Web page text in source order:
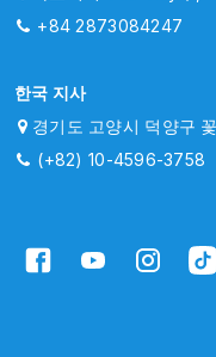
+84 2873084247
한국 지사
경기도 고양시 덕양구
(+82) 10-4596-3758